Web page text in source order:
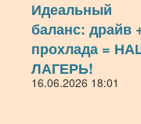
Идеальный
баланс: драйв
прохлада =
ЛАГЕРЬ!
16.06.2026 18:01